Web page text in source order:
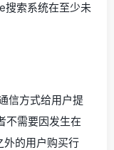
搜索系统在至少未
信方式给用户提
不需要因发生在
的用户购买行